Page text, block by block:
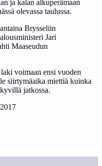
ja kalan alkuperämaan
olevassa taulussa.
Brysseliin
Jari
Maaseudun
voimaan ensi vuoden
siirtymäaika miettiä kuinka
jatkossa.